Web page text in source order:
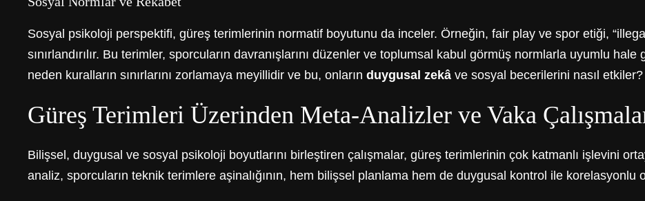
Sosyal psikoloji perspektifi, güreş terimlerinin normatif boyutunu da inceler. Örneğin, fair play ve spor etiği,
sınırlandırılır. Bu terimler, sporcuların davranışlarını düzenler ve toplumsal kabul görmüş normlarla uyumlu
neden kuralların sınırlarını zorlamaya meyillidir ve bu, onların duygusal zekâ ve sosyal becerilerini nasıl etkiler?
Güreş Terimleri Üzerinden Meta-Analizler ve Vaka
Bilişsel, duygusal ve sosyal psikoloji boyutlarını birleştiren çalışmalar, güreş terimlerinin çok katmanlı işlevini
analiz, sporcuların teknik terimlere aşinalığının, hem bilişsel planlama hem de duygusal kontrol ile korelasyonlu